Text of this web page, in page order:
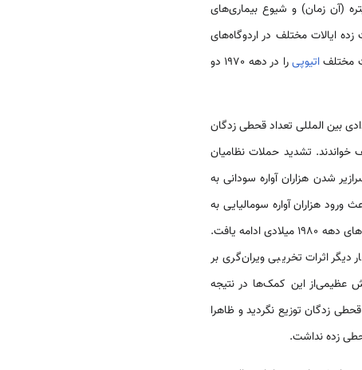
(آن زمان) و شیوع بیماری‌های
استقرار حداقل 700 هزار نفر از مردم مصیبت زده ایالات مختلف در اردوگاه‌های
مختلفاتیوپی
را در دهه 1970 دو
شدن هزاران آواره سودانی به
هزاران آواره سومالیایی به
یافت.
بار دیگر اثرات تخریبی ویران‌گری بر
عظیمی‌از این کمک‌ها در نتیجه
زدگان توزیع نگردید و ظاهرا
زده نداشت.